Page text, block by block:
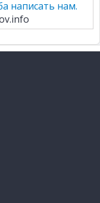
написать нам.